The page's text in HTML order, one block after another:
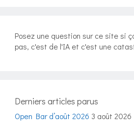
Posez une question sur ce site si
pas, c'est de l'IA et c'est une
Derniers articles parus
Open Bar d’août 2026 3 août 2026